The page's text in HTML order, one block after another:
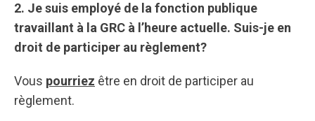
2. Je suis employé de la fonction publique
travaillant à la GRC à l’heure actuelle. Suis-je en
droit de participer au règlement?
Vous pourriez être en droit de participer au
règlement.